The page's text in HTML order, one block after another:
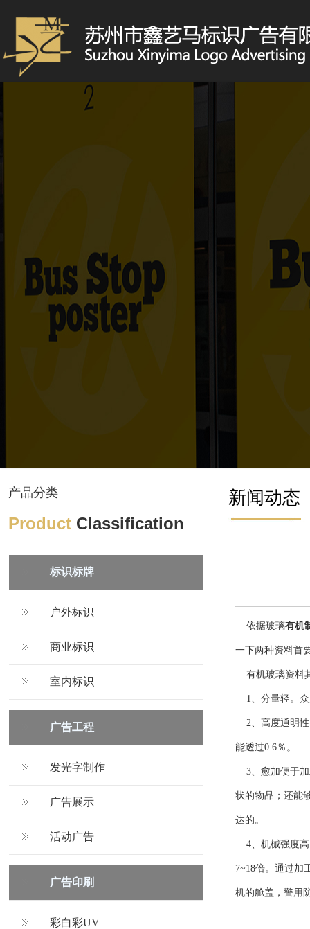
产品分类
Product Classification
标识标牌
户外标识
商业标识
室内标识
广告工程
发光字制作
广告展示
活动广告
广告印刷
彩白彩UV
新闻动态
依据玻璃有机
一下两种资料首
有机玻璃资料
1、分量轻。众
2、高度通明性
能透过0.6％。
3、愈加便于加
状的物品；还能
达的。
4、机械强度高
7~18倍。通过加
机的舱盖，警用